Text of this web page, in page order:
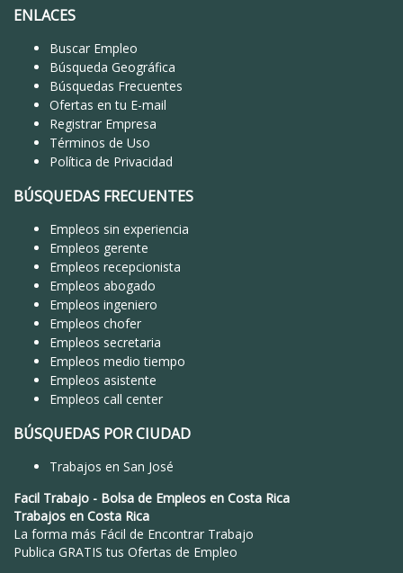
ENLACES
Buscar Empleo
Búsqueda Geográfica
Búsquedas Frecuentes
Ofertas en tu E-mail
Registrar Empresa
Términos de Uso
Política de Privacidad
BÚSQUEDAS FRECUENTES
Empleos sin experiencia
Empleos gerente
Empleos recepcionista
Empleos abogado
Empleos ingeniero
Empleos chofer
Empleos secretaria
Empleos medio tiempo
Empleos asistente
Empleos call center
BÚSQUEDAS POR CIUDAD
Trabajos en San José
Facil Trabajo - Bolsa de Empleos en Costa Rica
Trabajos en Costa Rica
La forma más Fácil de Encontrar Trabajo
Publica GRATIS tus Ofertas de Empleo